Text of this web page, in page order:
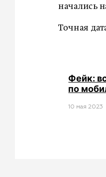
начались
Точная
Фейк:
по
10 мая 2023